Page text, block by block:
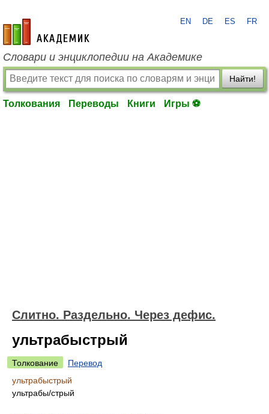
academic.ru
EN DE ES FR
Словари и энциклопедии на Академике
Найти!
Толкования Переводы Книги Игры ⚽
Слитно. Раздельно. Через дефис.
ультрабыстрый
Толкование
Перевод
ультрабыстрый
ультрабы/стрый